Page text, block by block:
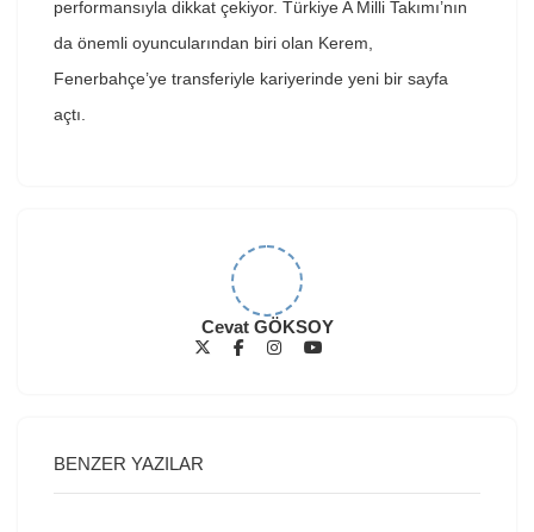
performansıyla dikkat çekiyor. Türkiye A Milli Takımı’nın
da önemli oyuncularından biri olan Kerem,
Fenerbahçe’ye transferiyle kariyerinde yeni bir sayfa
açtı.
Cevat GÖKSOY
BENZER YAZILAR